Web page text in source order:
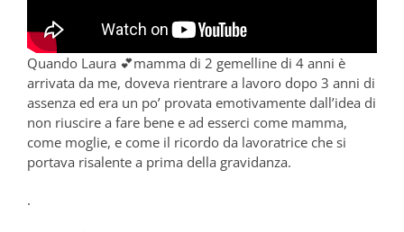
Quando Laura 💕mamma di 2 gemelline di 4 anni è
arrivata da me, doveva rientrare a lavoro dopo 3 anni di
assenza ed era un po’ provata emotivamente dall’idea di
non riuscire a fare bene e ad esserci come mamma,
come moglie, e come il ricordo da lavoratrice che si
portava risalente a prima della gravidanza.
.